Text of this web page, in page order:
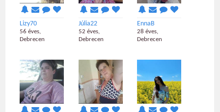
Lizy70
56 éves,
Debrecen
Júlia22
52 éves,
Debrecen
EnnaB
28 éves,
Debrecen